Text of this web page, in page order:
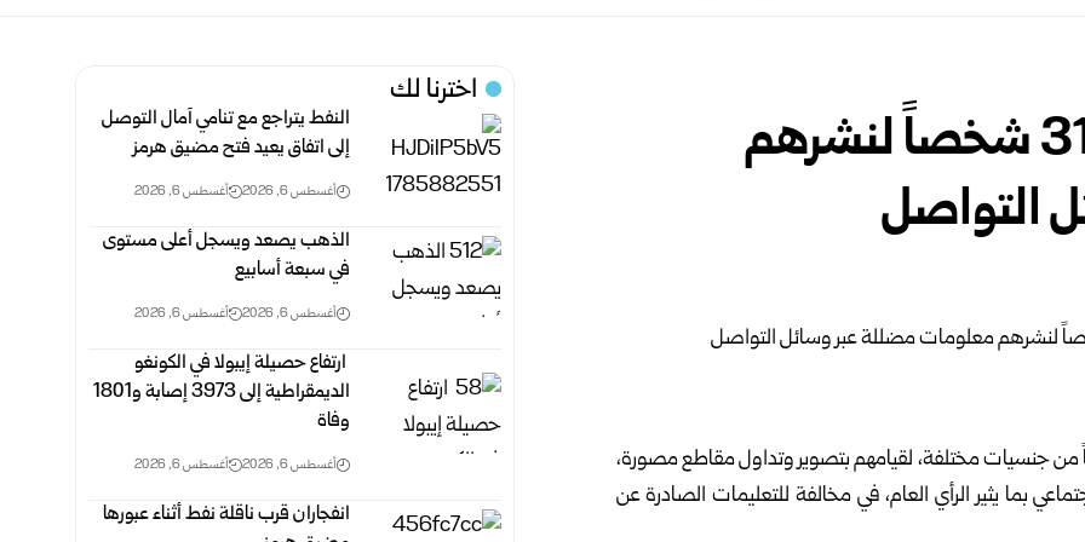
الداخلية القطرية: ضبط 313 شخصاً لنشرهم
التواصل
القطرية اليوم الإثنين ضبط 313 شخصاً من جنسيات مختلفة، لقيامهم بتصوير وتداول مقاطع مصورة،
بما يثير الرأي العام، في مخالفة للتعليمات الصادرة عن
اخترنا لك
النفط يتراجع مع تنامي آمال التوصل
إلى اتفاق يعيد فتح مضيق هرمز
أغسطس 6, 2026 أغسطس 6, 2026
الذهب يصعد ويسجل أعلى مستوى
في سبعة أسابيع
أغسطس 6, 2026 أغسطس 6, 2026
‏ ارتفاع حصيلة إيبولا في الكونغو
الديمقراطية إلى 3973 إصابة و1801
وفاة
أغسطس 6, 2026 أغسطس 6, 2026
انفجاران قرب ناقلة نفط أثناء عبورها